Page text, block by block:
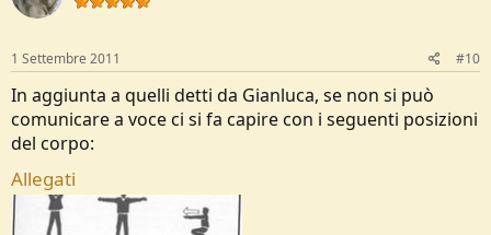
1 Settembre 2011 #10
In aggiunta a quelli detti da Gianluca, se non si può
comunicare a voce ci si fa capire con i seguenti posizioni
del corpo:
Allegati